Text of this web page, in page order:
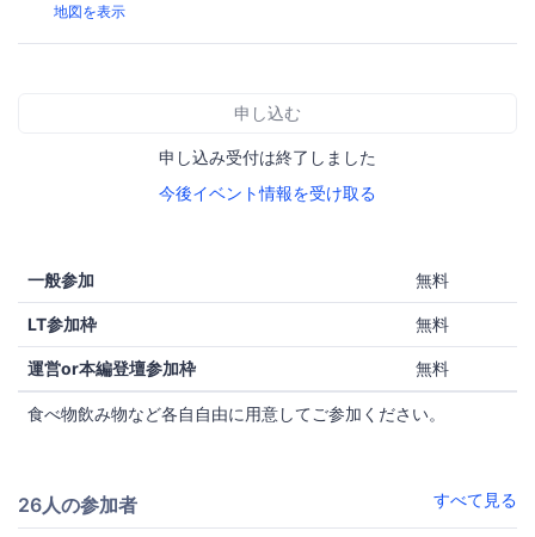
地図を表示
申し込む
申し込み受付は終了しました
今後イベント情報を受け取る
一般参加 無料
LT参加枠 無料
運営or本編登壇参加枠 無料
食べ物飲み物など各自自由に用意してご参加ください。
26人の参加者 すべて見る